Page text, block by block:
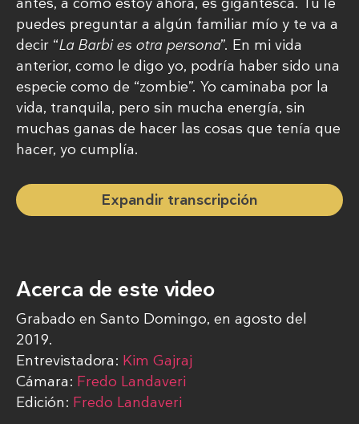
puedes preguntar a algún familiar mío y te va a
decir “La Barbi es otra persona”. En mi vida
anterior, como le digo yo, podría haber sido una
especie como de “zombie”. Yo caminaba por la
vida, tranquila, pero sin mucha energía, sin
muchas ganas de hacer las cosas que tenía que
hacer, yo cumplía.
Expandir transcripción
Acerca de este video
Grabado en Santo Domingo, en agosto del
2019.
Entrevistadora: Kim Gajraj
Cámara: Fredo Landaveri
Edición: Fredo Landaveri